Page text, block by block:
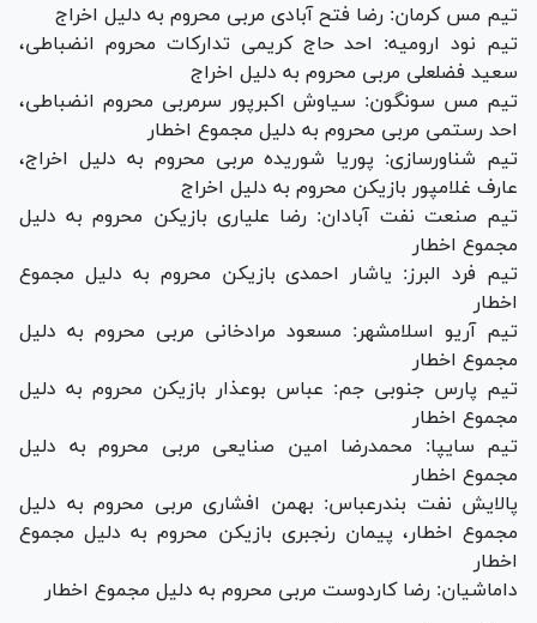
تیم مس کرمان: رضا فتح آبادی مربی محروم به دلیل اخراج
تیم نود ارومیه: احد حاج کریمی تدارکات محروم انضباطی،
سعید فضلعلی مربی محروم به دلیل اخراج
تیم مس سونگون: سیاوش اکبرپور سرمربی محروم انضباطی،
احد رستمی مربی محروم به دلیل مجموع اخطار
تیم شناورسازی: پوریا شوریده مربی محروم به دلیل اخراج،
عارف غلامپور بازیکن محروم به دلیل اخراج
تیم صنعت نفت آبادان: رضا علیاری بازیکن محروم به دلیل
مجموع اخطار
تیم فرد البرز: یاشار احمدی بازیکن محروم به دلیل مجموع
اخطار
تیم آریو اسلامشهر: مسعود مرادخانی مربی محروم به دلیل
مجموع اخطار
تیم پارس جنوبی جم: عباس بوعذار بازیکن محروم به دلیل
مجموع اخطار
تیم سایپا: محمدرضا امین صنایعی مربی محروم به دلیل
مجموع اخطار
پالایش نفت بندرعباس: بهمن افشاری مربی محروم به دلیل
مجموع اخطار، پیمان رنجبری بازیکن محروم به دلیل مجموع
اخطار
داماشیان: رضا کاردوست مربی محروم به دلیل مجموع اخطار